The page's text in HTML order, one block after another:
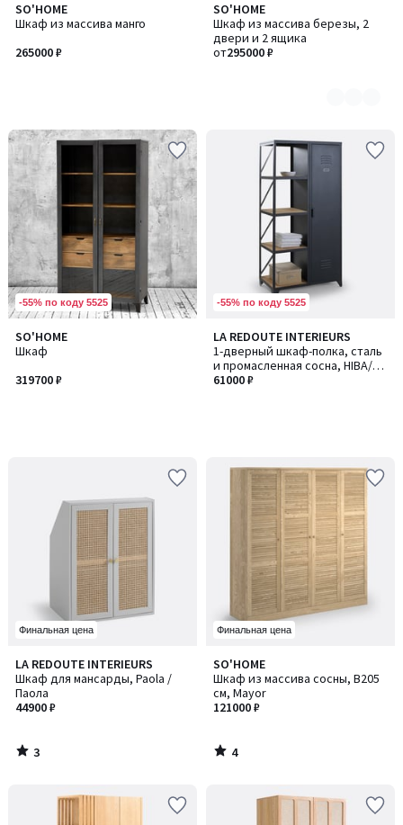
SO'HOME
Шкаф из массива манго
265000 ₽
SO'HOME
Шкаф из массива березы, 2
двери и 2 ящика
от295000 ₽
Количество
цветов:
4
-55% по коду 5525
SO'HOME
Шкаф
319700 ₽
-55% по коду 5525
LA REDOUTE INTERIEURS
1-дверный шкаф-полка, сталь
и промасленная сосна, HIBA/
ХИБА
61000 ₽
Финальная цена
LA REDOUTE INTERIEURS
Шкаф для мансарды, Paola /
Паола
44900 ₽
3
/
5
3
/
Финальная цена
SO'HOME
Шкаф из массива сосны, В205
см, Mayor
121000 ₽
4
/
5
4
/